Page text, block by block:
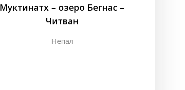
Муктинатх – озеро Бегнас –
Читван
Непал